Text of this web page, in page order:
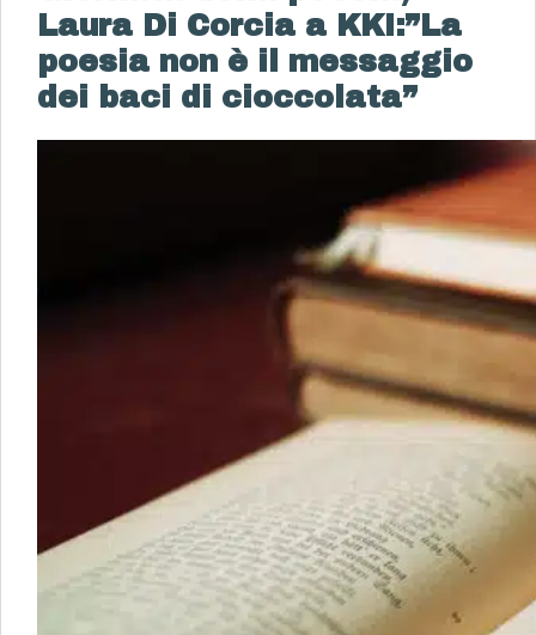
Laura Di Corcia a KKI:”La
poesia non è il messaggio
dei baci di cioccolata”